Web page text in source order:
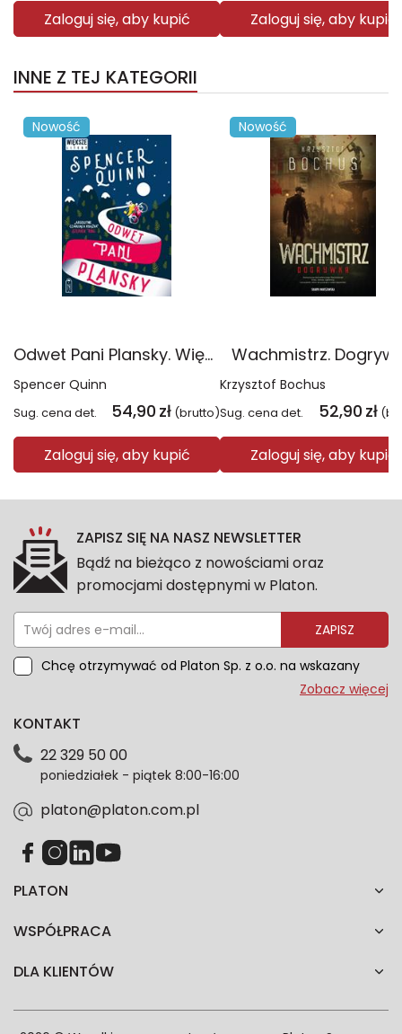
Zaloguj się, aby kupić Zaloguj się, aby kupić
INNE Z TEJ KATEGORII
Nowość
Odwet Pani Plansky. Większe litery
Spencer Quinn
Sug. cena det. 54,90 zł (brutto)
Zaloguj się, aby kupić
Nowość
Wachmistrz.
Krzysztof Bochus
Sug. cena det. 52,90 zł
Zaloguj się, aby kupić
ZAPISZ SIĘ NA NASZ NEWSLETTER
Bądź na bieżąco z nowościami oraz
promocjami dostępnymi w Platon.
ZAPISZ
Chcę otrzymywać od Platon Sp. z o.o. na wskazany
przeze mnie adres e-mail informacje marketingowe
dotyczące danych osobowych znajdziesz w naszej
każdym czasie. Wycofanie zgody nie wpłynie na
zgodność z prawem przetwarzania dokonanego przed
Zobacz więcej
PLATON
WSPÓŁPRACA
DLA KLIENTÓW
KONTAKT
22 329 50 00
poniedziałek - piątek 8:00-16:00
platon@platon.com.pl